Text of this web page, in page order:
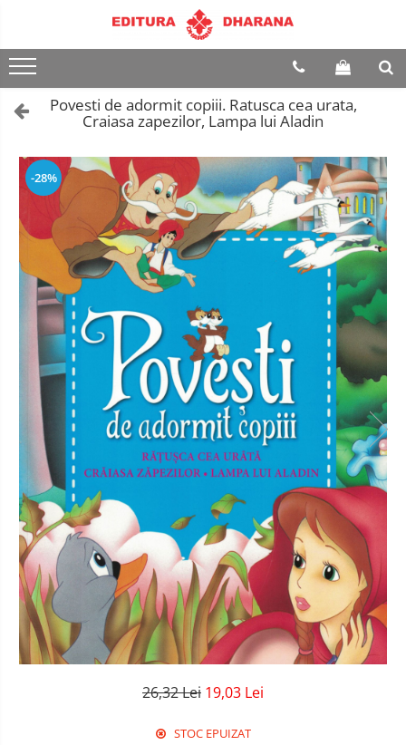
Povesti de adormit copiii. Ratusca cea urata,
Craiasa zapezilor, Lampa lui Aladin
-28%
26,32 Lei 19,03 Lei
STOC EPUIZAT